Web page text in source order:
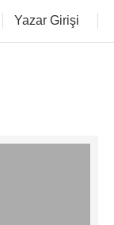
Yazar Girişi